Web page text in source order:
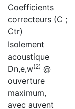
Coefficients
correcteurs (C ;
Ctr)
Isolement
acoustique
Dn,e,w(2) @
ouverture
maximum,
avec auvent